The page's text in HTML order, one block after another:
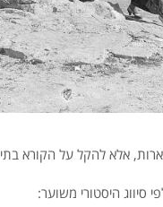
אלא להקל על הקורא
היסטורי משוער: